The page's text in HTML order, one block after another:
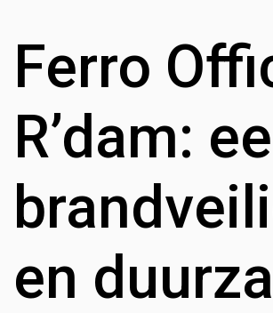
Ferro
R’dam:
en